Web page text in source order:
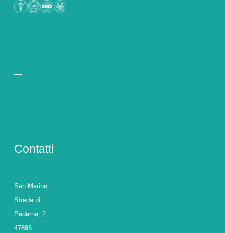
Contatti
San Marino
Strada di
Paderna, 2,
47895